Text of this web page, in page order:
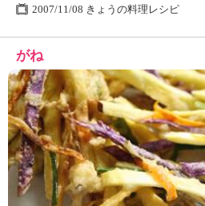
2007/11/08 きょうの料理レシピ
がね